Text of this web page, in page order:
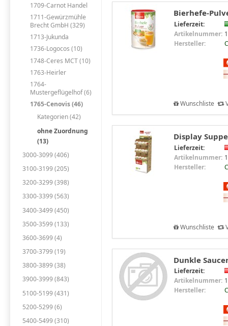
1709-Carnot Handel
1711-Gewürzmühle
Brecht GmbH (329)
1713-Jukunda
1736-Logocos (10)
1748-Ceres MCT (10)
1763-Heirler
1764-
Mustergeflügelhof (6)
1765-Cenovis (46)
Kategorien (42)
ohne Zuordnung
(13)
3000-3099 (406)
3100-3199 (205)
3200-3299 (398)
3300-3399 (563)
3400-3499 (450)
3500-3599 (133)
3600-3699 (4)
3700-3799 (19)
3800-3899 (38)
3900-3999 (843)
5100-5199 (431)
5200-5299 (6)
5400-5499 (310)
Bierhefe-
Lieferzeit:
Artikelnummer:
Hersteller:
Wunschliste
Display
Lieferzeit:
Artikelnummer:
Hersteller:
Wunschliste
Dunkle
Lieferzeit:
Artikelnummer:
Hersteller: